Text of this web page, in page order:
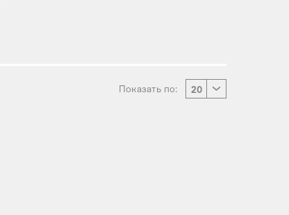
Показать по: 20